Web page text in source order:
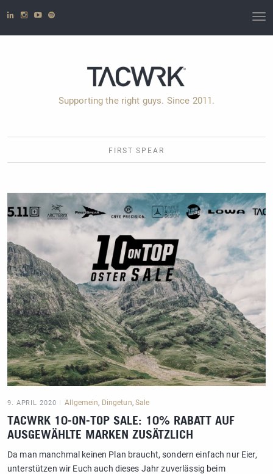
T
i
o
n
Supporting the right guys. Since 2011.
FIRST SPEAR
9. APRIL 2020 Allgemein, Dingetun, Sale
TACWRK 10-ON-TOP SALE: 10% RABATT AUF
AUSGEWÄHLTE MARKEN ZUSÄTZLICH
Da man manchmal keinen Plan braucht, sondern einfach nur Eier,
unterstützen wir Euch auch dieses Jahr zuverlässig beim